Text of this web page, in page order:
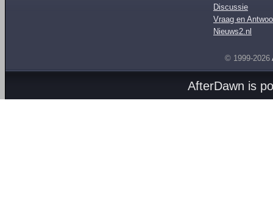
Discussie
Vraag en
Nieuws2.nl
© 1999-2026
AfterDawn is